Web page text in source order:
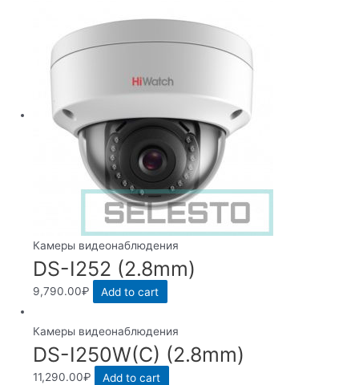
Камеры видеонаблюдения
DS-I252 (2.8mm)
9,790.00₽ Add to cart
Камеры видеонаблюдения
DS-I250W(C) (2.8mm)
11,290.00₽ Add to cart